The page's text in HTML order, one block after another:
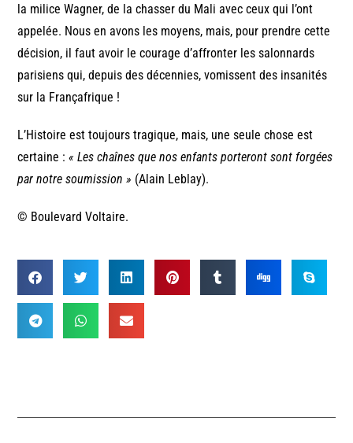
la milice Wagner, de la chasser du Mali avec ceux qui l’ont
appelée. Nous en avons les moyens, mais, pour prendre cette
décision, il faut avoir le courage d’affronter les salonnards
parisiens qui, depuis des décennies, vomissent des insanités
sur la Françafrique !
L’Histoire est toujours tragique, mais, une seule chose est
certaine :« Les chaînes que nos enfants porteront sont forgées
par notre soumission » (Alain Leblay).
© Boulevard Voltaire.